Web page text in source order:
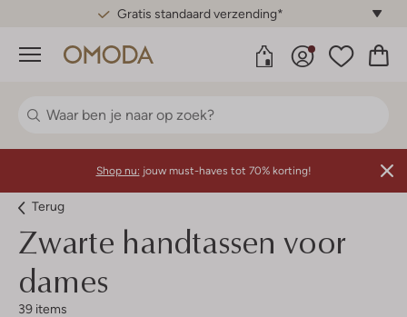
Gratis standaard verzending*
Menu
Shop nu: jouw must-haves tot 70% korting!
Terug
Zwarte handtassen voor
dames
39 items